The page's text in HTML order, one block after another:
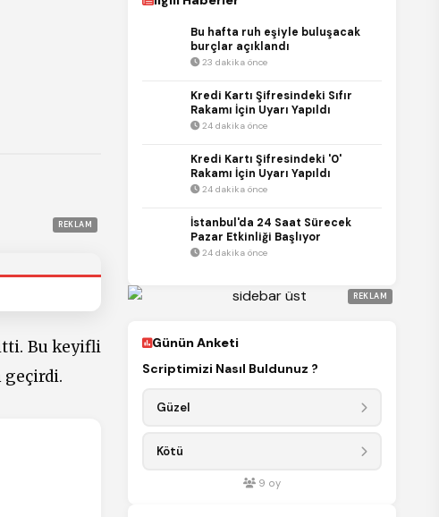
REKLAM
Bu keyifli
geçirdi.
Bu hafta ruh eşiyle buluşacak
burçlar açıklandı
23 dakika önce
Kredi Kartı Şifresindeki Sıfır
Rakamı İçin Uyarı Yapıldı
24 dakika önce
Kredi Kartı Şifresindeki '0'
Rakamı İçin Uyarı Yapıldı
24 dakika önce
İstanbul'da 24 Saat Sürecek
Pazar Etkinliği Başlıyor
24 dakika önce
REKLAM
Günün Anketi
Scriptimizi Nasıl Buldunuz ?
Güzel
Kötü
9 oy